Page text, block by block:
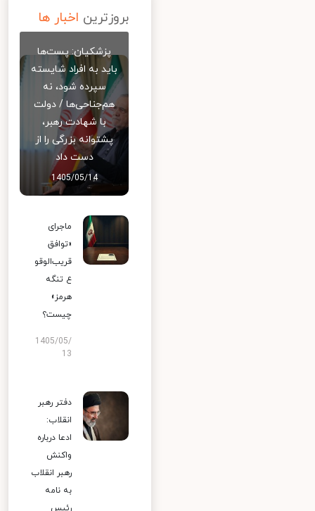
بروزترین اخبار ها
پزشکیان: پست‌ها
باید به افراد شایسته
سپرده شود، نه
هم‌جناحی‌ها / دولت
با شهادت رهبر،
پشتوانه بزرگی را از
دست داد
1405/05/14
ماجرای
«توافق
قریب‌الوقو
ع تنگه
هرمز»
چیست؟
1405/05/
13
دفتر رهبر
انقلاب:
ادعا درباره
واکنش
رهبر انقلاب
به نامه
رئیس